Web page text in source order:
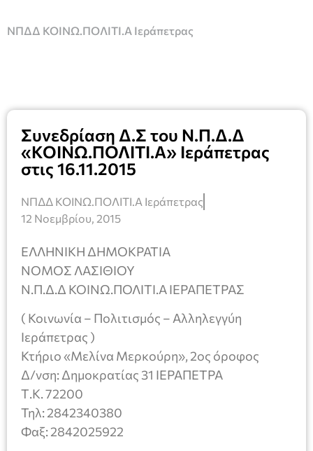
ΝΠΔΔ ΚΟΙΝΩ.ΠΟΛΙΤΙ.Α Ιεράπετρας
Συνεδρίαση Δ.Σ του Ν.Π.Δ.Δ
«ΚΟΙΝΩ.ΠΟΛΙΤΙ.Α» Ιεράπετρας
στις 16.11.2015
ΝΠΔΔ ΚΟΙΝΩ.ΠΟΛΙΤΙ.Α Ιεράπετρας
12 Νοεμβρίου, 2015
ΕΛΛΗΝΙΚΗ ΔΗΜΟΚΡΑΤΙΑ
ΝΟΜΟΣ ΛΑΣΙΘΙΟΥ
Ν.Π.Δ.Δ ΚΟΙΝΩ.ΠΟΛΙΤΙ.Α ΙΕΡΑΠΕΤΡΑΣ
( Κοινωνία – Πολιτισμός – Αλληλεγγύη
Ιεράπετρας )
Κτήριο «Μελίνα Μερκούρη», 2ος όροφος
Δ/νση: Δημοκρατίας 31 ΙΕΡΑΠΕΤΡΑ
Τ.Κ. 72200
Τηλ: 2842340380
Φαξ: 2842025922